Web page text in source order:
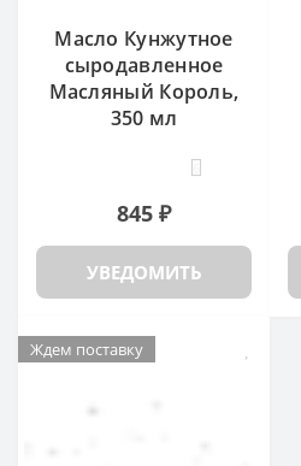
Масло Кунжутное
сыродавленное
Масляный Король,
350 мл
845 ₽
УВЕДОМИТЬ
Ждем поставку